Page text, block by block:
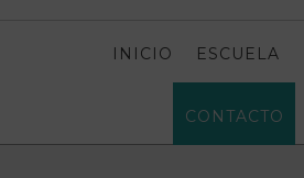
INICIO ESCUELA
CONTACTO